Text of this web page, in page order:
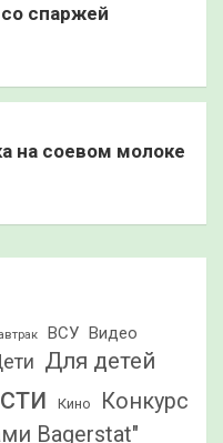
спаржей
на соевом молоке
ВСУ Видео
Для детей
Кино
Конкурс
Bagerstat"